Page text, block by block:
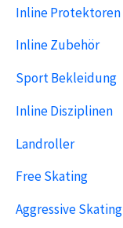
Inline Protektoren
Inline Zubehör
Sport Bekleidung
Inline Disziplinen
Landroller
Free Skating
Aggressive Skating